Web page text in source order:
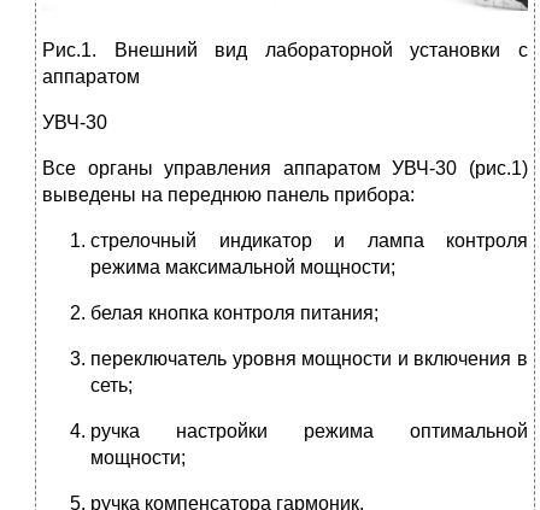
Рис.1. Внешний вид лабораторной установки с
аппаратом
УВЧ-30
Все органы управления аппаратом УВЧ-30 (рис.1)
выведены на переднюю панель прибора:
стрелочный индикатор и лампа контроля
режима максимальной мощности;
белая кнопка контроля питания;
переключатель уровня мощности и включения в
сеть;
ручка настройки режима оптимальной
мощности;
ручка компенсатора гармоник.